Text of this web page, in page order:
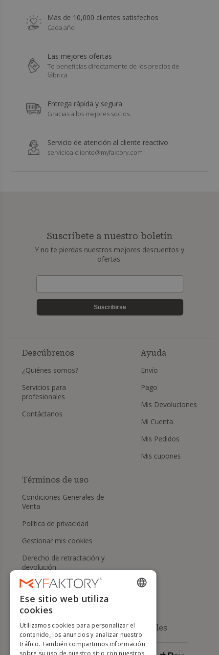
Más de 10,000 clientes satisfechos
Cada año
Las mejores ofertas
Te beneficias directamente de los precios de
fábrica
Entrega rápida y segura
Gracias a los mejores socios
Servicio de atención al cliente reactivo
servicioalcliente@myfaktory.com
Suscríbete a nuestro boletín
Y no te pierdas nuestros mejores descuentos y
ofertas.
Suscribirse
Descúbrenos
¿Quiénes somos?
Servicios para
profesionales
Contáctanos
Ayuda
Envío
Pago
Mis Devoluciones
Mi Cuenta
Mis Pedidos
Mis cupones
Términos de uso
Condiciones Generales de
Venta
Política de privacidad
Gestionar mis cookies
Derecho de retractación y
devolución
Ayuda
Métodos de pago disponibles
DUTCH
GERMAN
Ese sitio web utiliza
cookies
Utilizamos cookies para personalizar el
contenido, los anuncios y analizar nuestro
tráfico. También compartimos información
sobre su uso de nuestro sitio con nuestros